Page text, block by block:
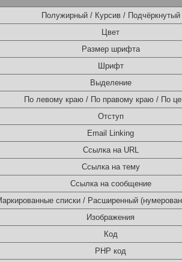
Полужирный / Курсив / Подчёркнутый
Цвет
Размер шрифта
Шрифт
Выделение
По левому краю / По правому краю / По
Отступ
Email Linking
Ссылка на URL
Ссылка на тему
Ссылка на сообщение
списки / Расширенный
Изображения
Код
PHP код